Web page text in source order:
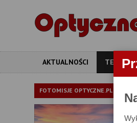
AKTUALNOŚCI TESTY
FOTOMISJE OPTYCZNE.PL